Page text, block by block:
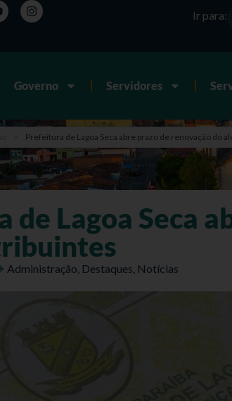
Ir para:
Governo Servidores
Prefeitura de Lagoa Seca abre prazo de renovação do
de Lagoa Seca
Administração, Destaques, Notícias